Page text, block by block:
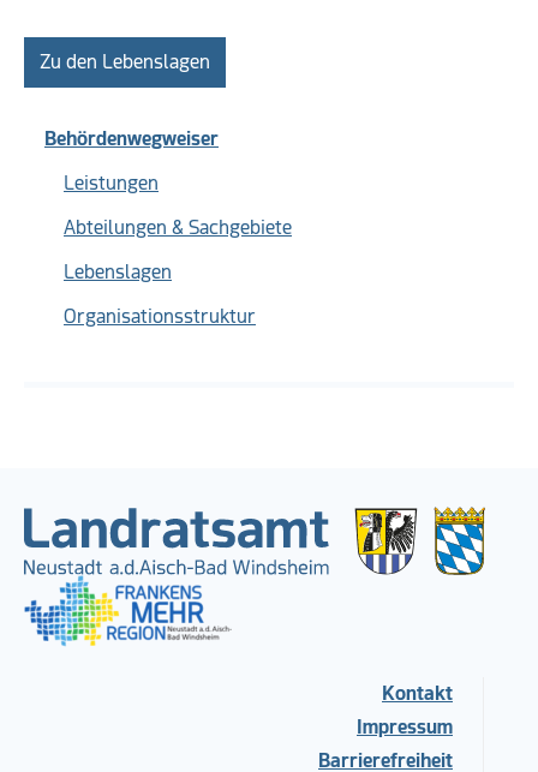
Zu den Lebenslagen
Behördenwegweiser
Leistungen
Abteilungen & Sachgebiete
Lebenslagen
Organisationsstruktur
Kontakt
Impressum
Barrierefreiheit